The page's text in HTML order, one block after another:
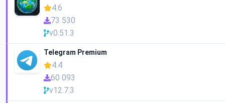
4.6
73 530
v0.51.3
Telegram Premium
4.4
60 093
v12.7.3